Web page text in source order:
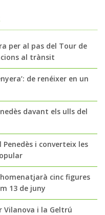
per al pas del Tour de
al trànsit
de renéixer en un
davant els ulls del
i converteix les
cinc figures
13 de juny
Vilanova i la Geltrú